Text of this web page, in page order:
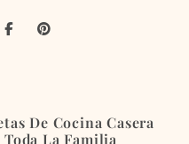
De Cocina Casera
La Familia